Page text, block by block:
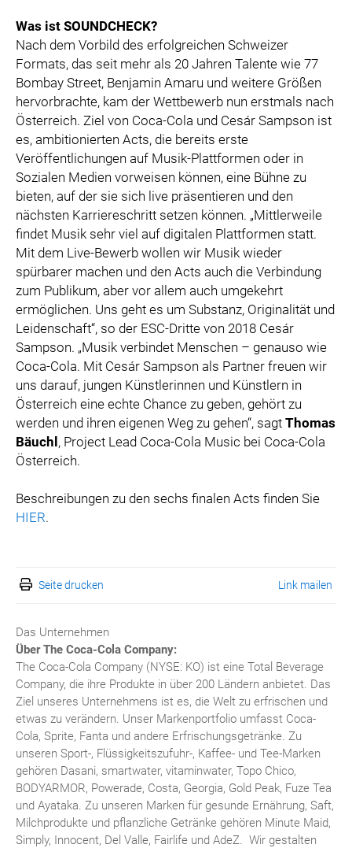
Was ist SOUNDCHECK?
Nach dem Vorbild des erfolgreichen Schweizer
Formats, das seit mehr als 20 Jahren Talente wie 77
Bombay Street, Benjamin Amaru und weitere Größen
hervorbrachte, kam der Wettbewerb nun erstmals nach
Österreich. Ziel von Coca-Cola und Cesár Sampson ist
es, ambitionierten Acts, die bereits erste
Veröffentlichungen auf Musik-Plattformen oder in
Sozialen Medien vorweisen können, eine Bühne zu
bieten, auf der sie sich live präsentieren und den
nächsten Karriereschritt setzen können. „Mittlerweile
findet Musik sehr viel auf digitalen Plattformen statt.
Mit dem Live-Bewerb wollen wir Musik wieder
spürbarer machen und den Acts auch die Verbindung
zum Publikum, aber vor allem auch umgekehrt
ermöglichen. Uns geht es um Substanz, Originalität und
Leidenschaft“, so der ESC-Dritte von 2018 Cesár
Sampson. „Musik verbindet Menschen – genauso wie
Coca-Cola. Mit Cesár Sampson als Partner freuen wir
uns darauf, jungen Künstlerinnen und Künstlern in
Österreich eine echte Chance zu geben, gehört zu
werden und ihren eigenen Weg zu gehen“, sagt Thomas
Bäuchl, Project Lead Coca-Cola Music bei Coca-Cola
Österreich.
Beschreibungen zu den sechs finalen Acts finden Sie
HIER.
Seite drucken Link mailen
Das Unternehmen
Über The Coca-Cola Company:
The Coca-Cola Company (NYSE: KO) ist eine Total Beverage
Company, die ihre Produkte in über 200 Ländern anbietet. Das
Ziel unseres Unternehmens ist es, die Welt zu erfrischen und
etwas zu verändern. Unser Markenportfolio umfasst Coca-
Cola, Sprite, Fanta und andere Erfrischungsgetränke. Zu
unseren Sport-, Flüssigkeitszufuhr-, Kaffee- und Tee-Marken
gehören Dasani, smartwater, vitaminwater, Topo Chico,
BODYARMOR, Powerade, Costa, Georgia, Gold Peak, Fuze Tea
und Ayataka. Zu unseren Marken für gesunde Ernährung, Saft,
Milchprodukte und pflanzliche Getränke gehören Minute Maid,
Simply, Innocent, Del Valle, Fairlife und AdeZ. Wir gestalten